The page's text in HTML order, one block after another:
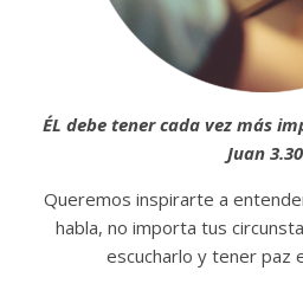
ÉL debe tener cada vez más
Juan 3.30
Queremos inspirarte a
habla, no importa tus
escucharlo y tener paz